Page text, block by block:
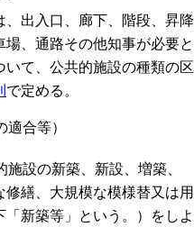
出入口、廊下、階段、昇降
場、通路その他知事が必要と
いて、公共的施設の種類の区
で定める。
適合等）
設の新築、新設、増築、
修繕、大規模な模様替又は用
「新築等」という。）をしよ